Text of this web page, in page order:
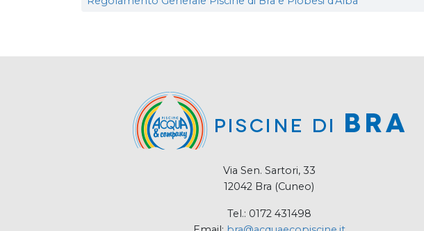
Via Sen. Sartori, 33
12042 Bra (Cuneo)
Tel.: 0172 431498